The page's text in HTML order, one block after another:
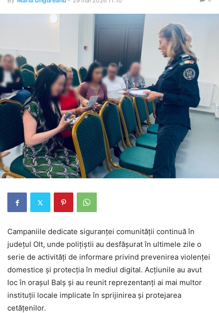
Campaniile dedicate siguranței comunității continuă în
județul Olt, unde polițiștii au desfășurat în ultimele zile o
serie de activități de informare privind prevenirea violenței
domestice și protecția în mediul digital. Acțiunile au avut
loc în orașul Balș și au reunit reprezentanți ai mai multor
instituții locale implicate în sprijinirea și protejarea
cetățenilor.